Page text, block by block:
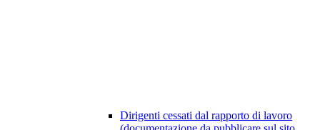
Dirigenti cessati dal rapporto di lavoro